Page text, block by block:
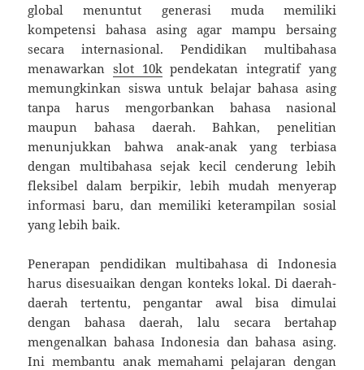
global menuntut generasi muda memiliki
kompetensi bahasa asing agar mampu bersaing
secara internasional. Pendidikan multibahasa
menawarkanslot 10kpendekatan integratif yang
memungkinkan siswa untuk belajar bahasa asing
tanpa harus mengorbankan bahasa nasional
maupun bahasa daerah. Bahkan, penelitian
menunjukkan bahwa anak-anak yang terbiasa
dengan multibahasa sejak kecil cenderung lebih
fleksibel dalam berpikir, lebih mudah menyerap
informasi baru, dan memiliki keterampilan sosial
yang lebih baik.
Penerapan pendidikan multibahasa di Indonesia
harus disesuaikan dengan konteks lokal. Di daerah-
daerah tertentu, pengantar awal bisa dimulai
dengan bahasa daerah, lalu secara bertahap
mengenalkan bahasa Indonesia dan bahasa asing.
Ini membantu anak memahami pelajaran dengan